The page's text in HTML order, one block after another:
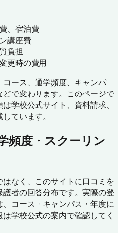
、宿泊費
講座費
負担
更時の費用
ース、通学頻度、キャンパ
で変わります。このページで
学校公式サイト、資料請求、
ています。
頻度・スクーリン
なく、このサイトに口コミを
者の回答分布です。実際の登
コース・キャンパス・年度に
学校公式の案内で確認してく